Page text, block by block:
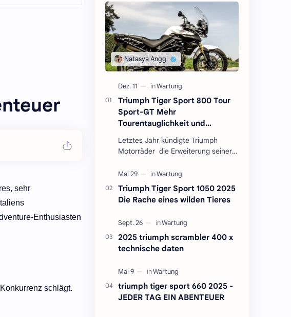
sehr
Enthusiasten
schlägt.
Triumph Tiger Sport 800 Tour
Sport-GT Mehr
Tourentauglichkeit und
Letztes Jahr kündigte Triumph
Motorräder die Erweiterung seiner
der Tiger Sport 800 an, die auf der
gleichnamige…
Triumph Tiger Sport 1050 2025
Die Rache eines wilden Tieres
2025 triumph scrambler 400 x
technische daten
triumph tiger sport 660 2025 -
JEDER TAG EIN ABENTEUER